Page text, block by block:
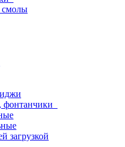
фонтанчики
загрузкой